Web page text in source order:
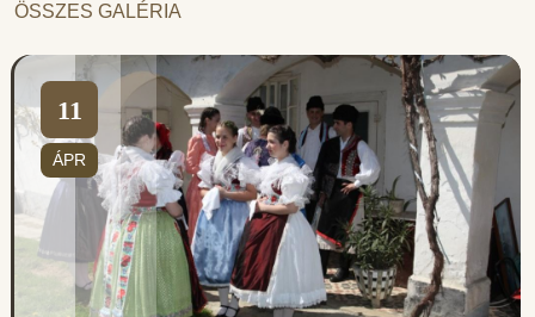
ÖSSZES GALÉRIA
11
ÁPR